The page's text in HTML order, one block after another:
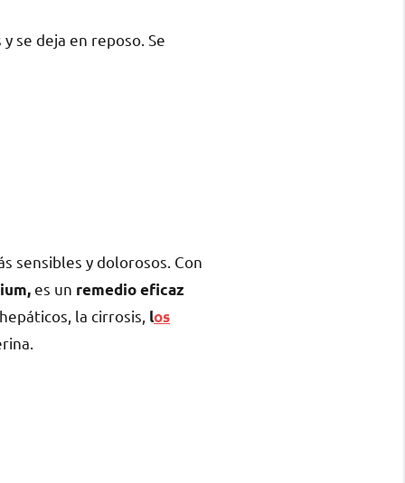
se deja en reposo. Se
sensibles y dolorosos. Con
es un remedio eficaz
la cirrosis, los